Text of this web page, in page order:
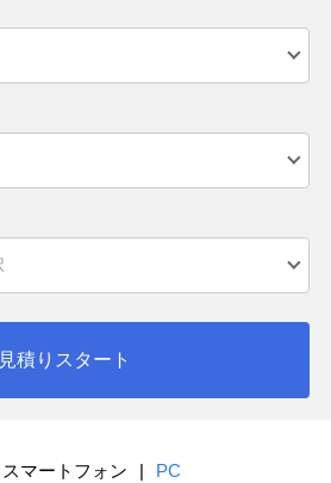
見積りスタート
スマートフォン | PC